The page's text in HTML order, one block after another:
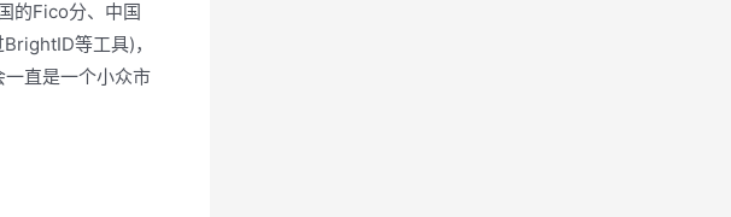
的Fico分、中国
等工具)，
直是一个小众市